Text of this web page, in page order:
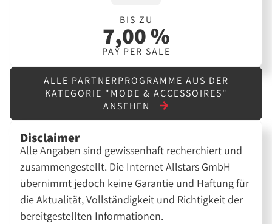
BIS ZU
7,00 %
PAY PER SALE
ALLE PARTNERPROGRAMME AUS DER
KATEGORIE "MODE & ACCESSOIRES"
ANSEHEN
Disclaimer
Alle Angaben sind gewissenhaft recherchiert und
zusammengestellt. Die Internet Allstars GmbH
übernimmt jedoch keine Garantie und Haftung für
die Aktualität, Vollständigkeit und Richtigkeit der
bereitgestellten Informationen.